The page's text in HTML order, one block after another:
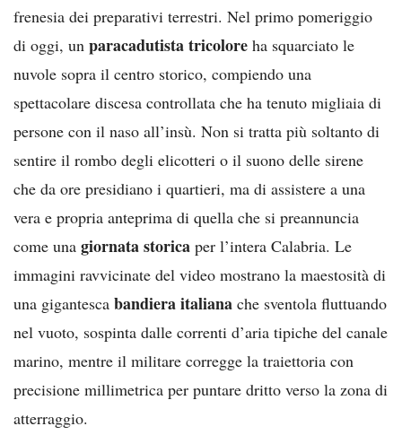
frenesia dei preparativi terrestri. Nel primo pomeriggio
di oggi, un paracadutista tricolore ha squarciato le
nuvole sopra il centro storico, compiendo una
spettacolare discesa controllata che ha tenuto migliaia di
persone con il naso all’insù. Non si tratta più soltanto di
sentire il rombo degli elicotteri o il suono delle sirene
che da ore presidiano i quartieri, ma di assistere a una
vera e propria anteprima di quella che si preannuncia
come una giornata storica per l’intera Calabria. Le
immagini ravvicinate del video mostrano la maestosità di
una gigantesca bandiera italiana che sventola fluttuando
nel vuoto, sospinta dalle correnti d’aria tipiche del canale
marino, mentre il militare corregge la traiettoria con
precisione millimetrica per puntare dritto verso la zona di
atterraggio.